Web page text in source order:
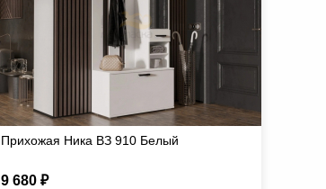
Прихожая Ника ВЗ 910 Белый
9 680 ₽